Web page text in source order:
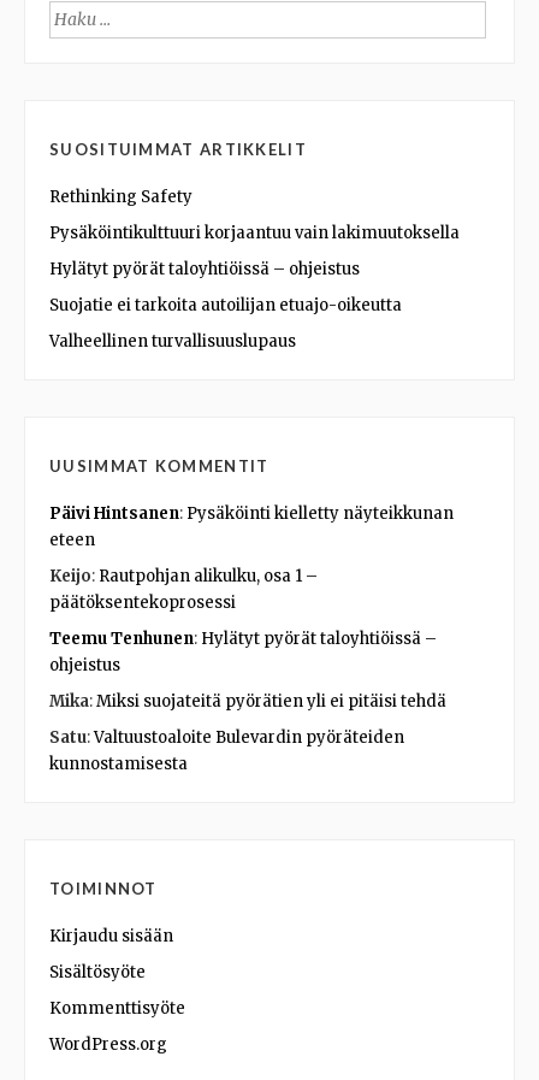
Haku:
SUOSITUIMMAT ARTIKKELIT
Rethinking Safety
Pysäköintikulttuuri korjaantuu vain lakimuutoksella
Hylätyt pyörät taloyhtiöissä – ohjeistus
Suojatie ei tarkoita autoilijan etuajo-oikeutta
Valheellinen turvallisuuslupaus
UUSIMMAT KOMMENTIT
Päivi Hintsanen: Pysäköinti kielletty näyteikkunan
eteen
Keijo: Rautpohjan alikulku, osa 1 –
päätöksentekoprosessi
Teemu Tenhunen: Hylätyt pyörät taloyhtiöissä –
ohjeistus
Mika:Miksi suojateitä pyörätien yli ei pitäisi tehdä
Satu:Valtuustoaloite Bulevardin pyöräteiden
kunnostamisesta
TOIMINNOT
Kirjaudu sisään
Sisältösyöte
Kommenttisyöte
WordPress.org